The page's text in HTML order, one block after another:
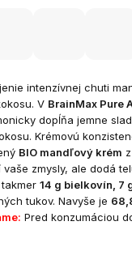
intenzívnej chuti
V BrainMax Pure
dopĺňa jemne
Krémovú
BIO mandľový krém
zmysly, ale dodá
14 g bielkovín, 7
tukov. Navyše je
Pred konzumáciou